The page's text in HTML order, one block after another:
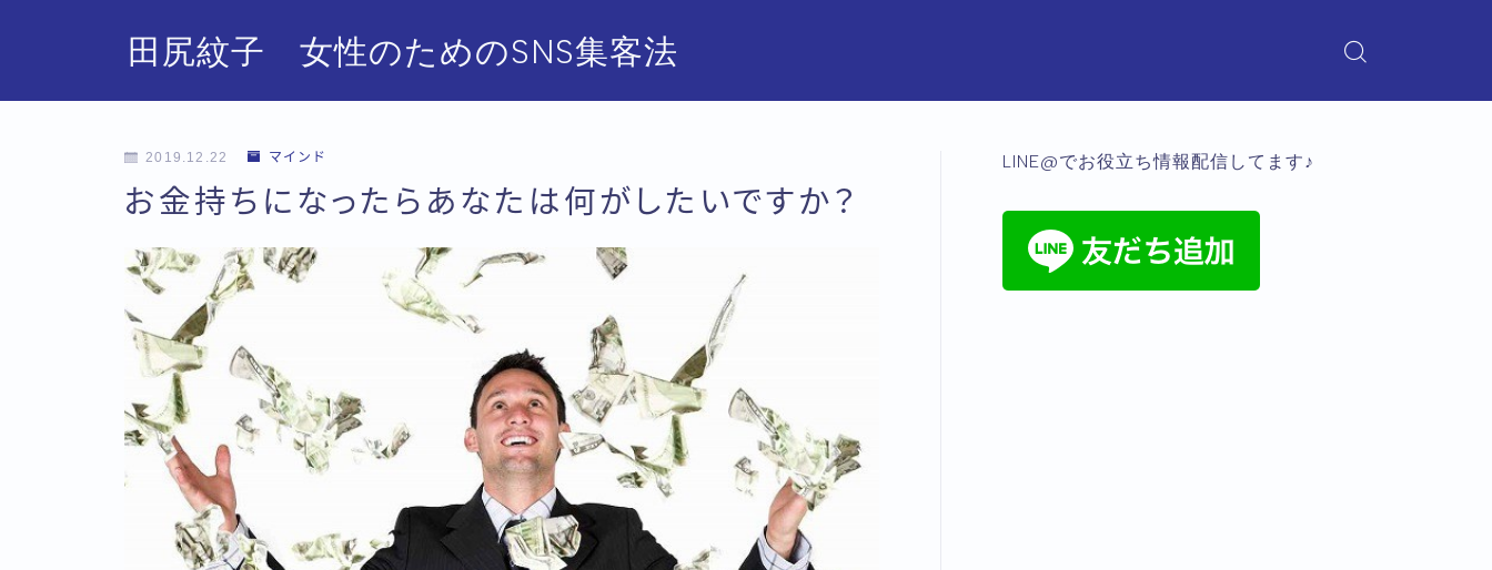
田尻紋子 女性のためのSNS集客法
2019.12.22 マインド
お金持ちになったらあなたは何がしたいですか？
LINE@でお役立ち情報配信してます♪